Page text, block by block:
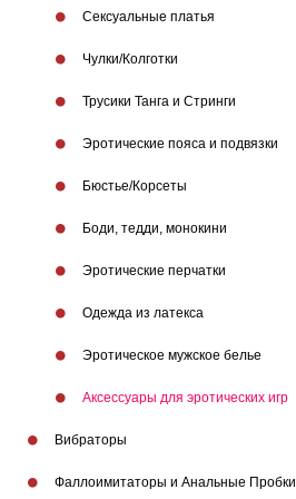
Сексуальные платья
Чулки/Колготки
Трусики Танга и Стринги
Эротические пояса и подвязки
Бюстье/Корсеты
Боди, тедди, монокини
Эротические перчатки
Одежда из латекса
Эротическое мужское белье
Аксессуары для эротических игр
Вибраторы
Фаллоимитаторы и Анальные Пробки